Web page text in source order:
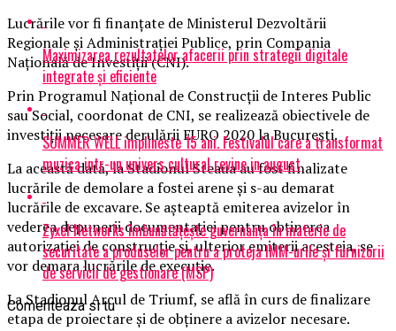
Lucrările vor fi finanţate de Ministerul Dezvoltării
Regionale şi Administraţiei Publice, prin Compania
Naţională de Investiţii (CNI).
Prin Programul Naţional de Construcţii de Interes Public
sau Social, coordonat de CNI, se realizează obiectivele de
investiţii necesare derulării EURO 2020 la Bucureşti.
La această dată, la Stadionul Steaua au fost finalizate
lucrările de demolare a fostei arene şi s-au demarat
lucrările de excavare. Se aşteaptă emiterea avizelor în
vederea depunerii documentaţiei pentru obţinerea
autorizaţiei de construcţie şi, ulterior emiterii acesteia, se
vor demara lucrările de execuţie.
La Stadionul Arcul de Triumf, se află în curs de finalizare
etapa de proiectare şi de obţinere a avizelor necesare.
Maximizarea rezultatelor afacerii prin strategii digitale
integrate și eficiente
SUMMER WELL implineste 15 ani. Festivalul care a transformat
muzica intr-un univers cultural revine in august
Zyxel Networks îmbunătățește guvernanța în materie de
securitate a produselor pentru a proteja IMM-urile și furnizorii
de servicii de gestionare (MSP)
Comenteaza si tu